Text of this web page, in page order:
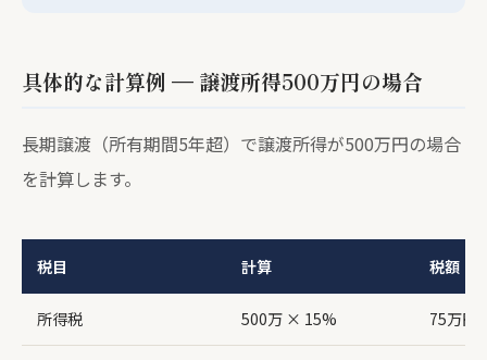
具体的な計算例 — 譲渡所得500万円の場合
長期譲渡（所有期間5年超）で譲渡所得が500万円の場合
を計算します。
税目 計算 税額
所得税 500万 × 15% 75万円